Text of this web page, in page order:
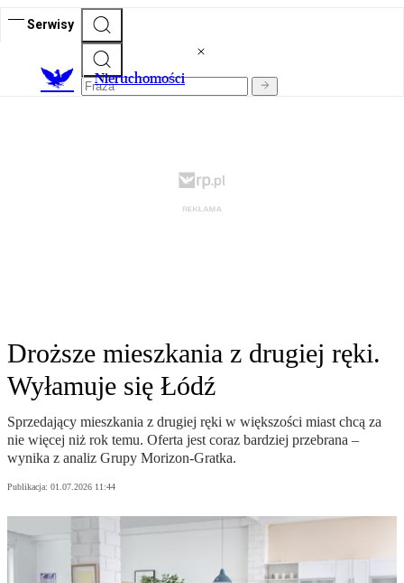
Serwisy
Nieruchomości
Droższe mieszkania z drugiej ręki.
Wyłamuje się Łódź
Sprzedający mieszkania z drugiej ręki w większości miast chcą za
nie więcej niż rok temu. Oferta jest coraz bardziej przebrana –
wynika z analiz Grupy Morizon-Gratka.
Publikacja: 01.07.2026 11:44